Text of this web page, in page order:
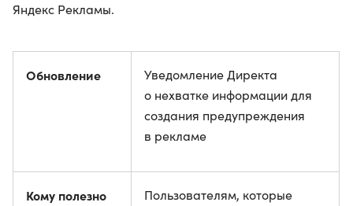
Яндекс Рекламы.
Обновление
Уведомление Директа
о нехватке информации для
создания предупреждения
в рекламе
Кому полезно
Пользователям, которые